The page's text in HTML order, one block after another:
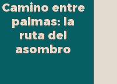
Camino entre
palmas: la
ruta del
asombro